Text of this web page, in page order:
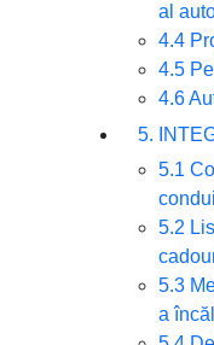
al
4.4
4.5
4.6
5.
5.1
5.2
5.3
a